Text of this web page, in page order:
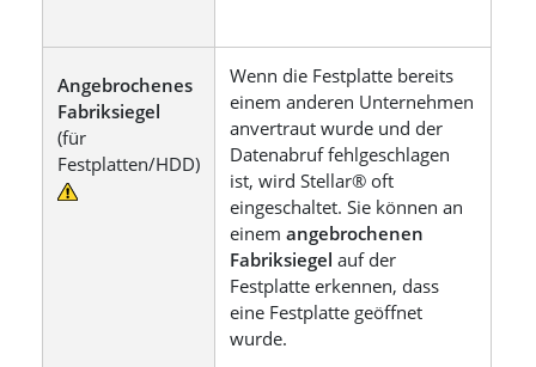
Angebrochenes
Fabriksiegel
(für
Festplatten/HDD)
Wenn die Festplatte bereits
einem anderen Unternehmen
anvertraut wurde und der
Datenabruf fehlgeschlagen
ist, wird Stellar® oft
eingeschaltet. Sie können an
einemangebrochenen
Fabriksiegel auf der
Festplatte erkennen, dass
eine Festplatte geöffnet
wurde.